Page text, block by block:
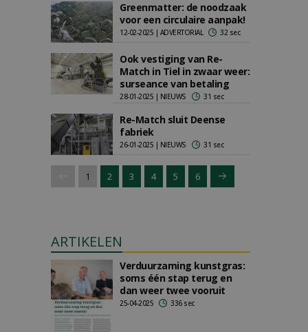
Greenmatter: de noodzaak
voor een circulaire aanpak!
12-02-2025 | ADVERTORIAL 32 sec
Ook vestiging van Re-
Match in Tiel in zwaar weer:
surseance van betaling
28-01-2025 | NIEUWS 31 sec
Re-Match sluit Deense
fabriek
26-01-2025 | NIEUWS 31 sec
1 2 3 4 5 6
ARTIKELEN
Verduurzaming kunstgras:
soms één stap terug en
dan weer twee vooruit
25-04-2025 336 sec